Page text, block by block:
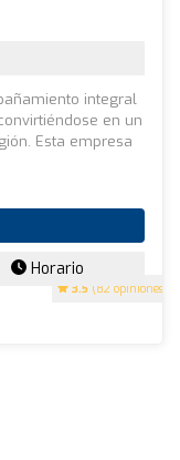
3.5 (82 opiniones)
integral
en un
Esta empresa
Horario